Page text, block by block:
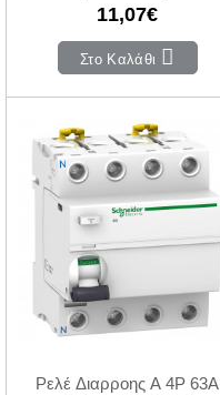
11,07€
Στο Καλάθι
Ρελέ Διαρροης A 4P 63A